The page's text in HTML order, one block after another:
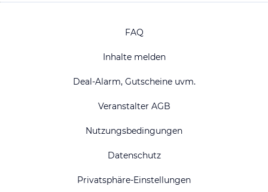
FAQ
Inhalte melden
Deal-Alarm, Gutscheine uvm.
Veranstalter AGB
Nutzungsbedingungen
Datenschutz
Privatsphäre-Einstellungen